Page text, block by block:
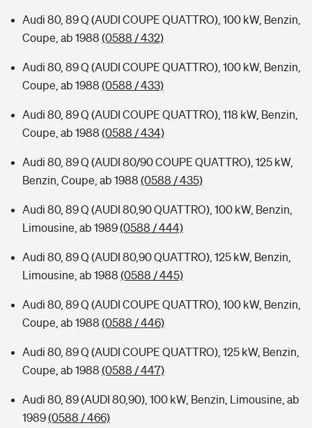
Audi 80, 89 Q (AUDI COUPE QUATTRO), 100 kW, Benzin,
Coupe, ab 1988 (0588 / 432)
Audi 80, 89 Q (AUDI COUPE QUATTRO), 100 kW, Benzin,
Coupe, ab 1988 (0588 / 433)
Audi 80, 89 Q (AUDI COUPE QUATTRO), 118 kW, Benzin,
Coupe, ab 1988 (0588 / 434)
Audi 80, 89 Q (AUDI 80/90 COUPE QUATTRO), 125 kW,
Benzin, Coupe, ab 1988 (0588 / 435)
Audi 80, 89 Q (AUDI 80,90 QUATTRO), 100 kW, Benzin,
Limousine, ab 1989(0588 / 444)
Audi 80, 89 Q (AUDI 80,90 QUATTRO), 125 kW, Benzin,
Limousine, ab 1988 (0588 / 445)
Audi 80, 89 Q (AUDI COUPE QUATTRO), 100 kW, Benzin,
Coupe, ab 1988 (0588 / 446)
Audi 80, 89 Q (AUDI COUPE QUATTRO), 125 kW, Benzin,
Coupe, ab 1988 (0588 / 447)
Audi 80, 89 (AUDI 80,90), 100 kW, Benzin, Limousine, ab
1989(0588 / 466)